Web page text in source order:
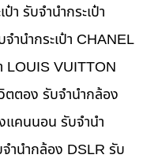
า รับจำนำกระเป๋า
ำนำกระเป๋า CHANEL
LOUIS VUITTON
ตตอง รับจำนำกล้อง
แคนนอน รับจำนำ
ำนำกล้อง DSLR รับ